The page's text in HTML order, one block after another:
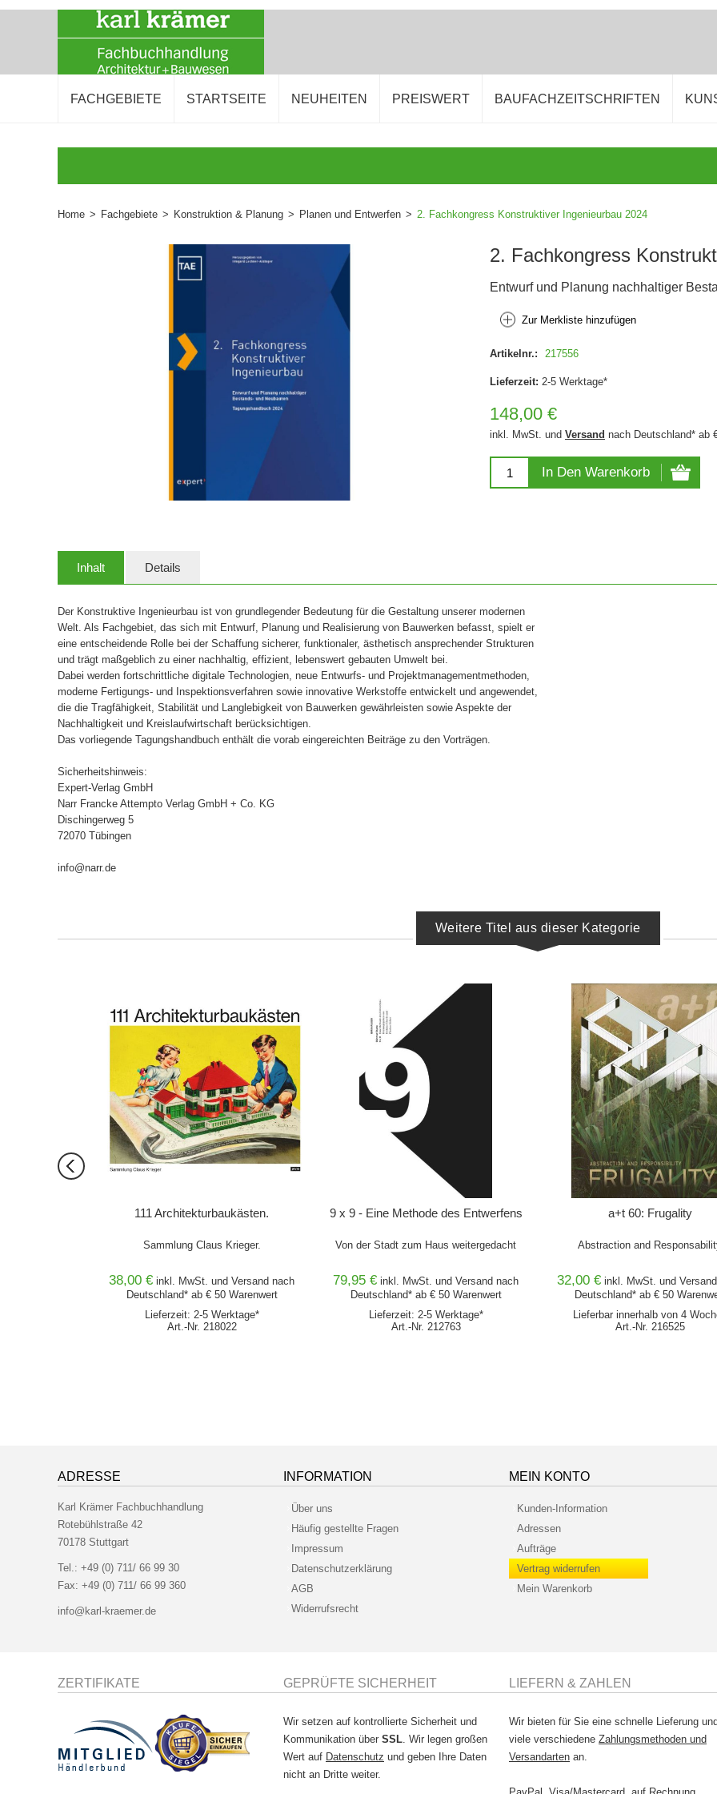
FACHGEBIETE STARTSEITE NEUHEITEN PREISWERT BAUFACHZEITSCHRIFTEN
Home > Fachgebiete > Konstruktion & Planung > Planen und Entwerfen > 2. Fachkongress Konstruktiver Ingenieurbau 2024
2. Fachkongress
Entwurf und Planung nachhaltiger
Zur Merkliste hinzufügen
Artikelnr.: 217556
Lieferzeit: 2-5 Werktage*
148,00 €
inkl. MwSt. und Versand nach Deutschland* ab
In Den Warenkorb
Inhalt Details
Der Konstruktive Ingenieurbau ist von grundlegender Bedeutung für die Gestaltung unserer modernen
Welt. Als Fachgebiet, das sich mit Entwurf, Planung und Realisierung von Bauwerken befasst, spielt er
eine entscheidende Rolle bei der Schaffung sicherer, funktionaler, ästhetisch ansprechender Strukturen
und trägt maßgeblich zu einer nachhaltig, effizient, lebenswert gebauten Umwelt bei.
Dabei werden fortschrittliche digitale Technologien, neue Entwurfs- und Projektmanagementmethoden,
moderne Fertigungs- und Inspektionsverfahren sowie innovative Werkstoffe entwickelt und angewendet,
die die Tragfähigkeit, Stabilität und Langlebigkeit von Bauwerken gewährleisten sowie Aspekte der
Nachhaltigkeit und Kreislaufwirtschaft berücksichtigen.
Das vorliegende Tagungshandbuch enthält die vorab eingereichten Beiträge zu den Vorträgen.
Sicherheitshinweis:
Expert-Verlag GmbH
Narr Francke Attempto Verlag GmbH + Co. KG
Dischingerweg 5
72070 Tübingen
info@narr.de
Weitere Titel aus dieser Kategorie
111 Architekturbaukästen.
Sammlung Claus Krieger.
38,00 € inkl. MwSt. und Versand nach
Deutschland* ab € 50 Warenwert
Lieferzeit: 2-5 Werktage*
Art.-Nr. 218022
9 x 9 - Eine Methode des Entwerfens
Von der Stadt zum Haus weitergedacht
79,95 € inkl. MwSt. und Versand nach
Deutschland* ab € 50 Warenwert
Lieferzeit: 2-5 Werktage*
Art.-Nr. 212763
IN DEN WARENKORB
a+t 60: Frugality
Abstraction and
32,00 € inkl. MwSt. und Versand
Deutschland* ab € 50
Lieferbar innerhalb von 4
Art.-Nr. 216525
IN DEN WARENKORB
ADRESSE
Karl Krämer Fachbuchhandlung
Rotebühlstraße 42
70178 Stuttgart
Tel.: +49 (0) 711/ 66 99 30
Fax: +49 (0) 711/ 66 99 360
info@karl-kraemer.de
INFORMATION
Über uns
Häufig gestellte Fragen
Impressum
Datenschutzerklärung
AGB
Widerrufsrecht
MEIN KONTO
Kunden-Information
Adressen
Aufträge
Vertrag widerrufen
Mein Warenkorb
ZERTIFIKATE GEPRÜFTE SICHERHEIT
Wir setzen auf kontrollierte Sicherheit und
Kommunikation über SSL . Wir legen großen
Wert auf Datenschutz und geben Ihre Daten
nicht an Dritte weiter.
LIEFERN & ZAHLEN
Wir bieten für Sie eine schnelle Lieferung
viele verschiedene Zahlungsmethoden und
Versandarten an.